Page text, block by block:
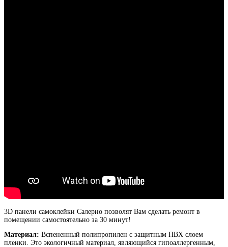
3D панели самоклейки Салерно позволят Вам сделать ремонт в
помещении самостоятельно за 30 минут!
Материал: Вспененный полипропилен с защитным ПВХ слоем
пленки. Это экологичный материал, являющийся гипоаллергенным,